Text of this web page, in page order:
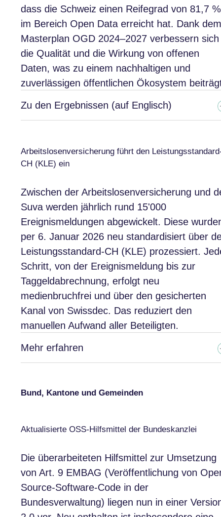
dass die Schweiz einen Reifegrad von 81,7 %
im Bereich Open Data erreicht hat. Dank dem
Masterplan OGD 2024–2027 verbessern sich
die Qualität und die Wirkung von offenen
Daten, was zu einem nachhaltigen und
zuverlässigen öffentlichen Ökosystem
Zu den Ergebnissen (auf Englisch)
Arbeitslosenversicherung führt den
CH (KLE) ein
Zwischen der Arbeitslosenversicherung und
Suva werden jährlich rund 15'000
Ereignismeldungen abgewickelt. Diese
per 6. Januar 2026 neu standardisiert über
Leistungsstandard-CH (KLE) prozessiert.
Schritt, von der Ereignismeldung bis zur
Taggeldabrechnung, erfolgt neu
medienbruchfrei und über den gesicherten
Kanal von Swissdec. Das reduziert den
manuellen Aufwand aller Beteiligten.
Mehr erfahren
Bund, Kantone und Gemeinden
Aktualisierte OSS-Hilfsmittel der Bundeskanzlei
Die überarbeiteten Hilfsmittel zur Umsetzung
von Art. 9 EMBAG (Veröffentlichung von
Source-Software-Code in der
Bundesverwaltung) liegen nun in einer